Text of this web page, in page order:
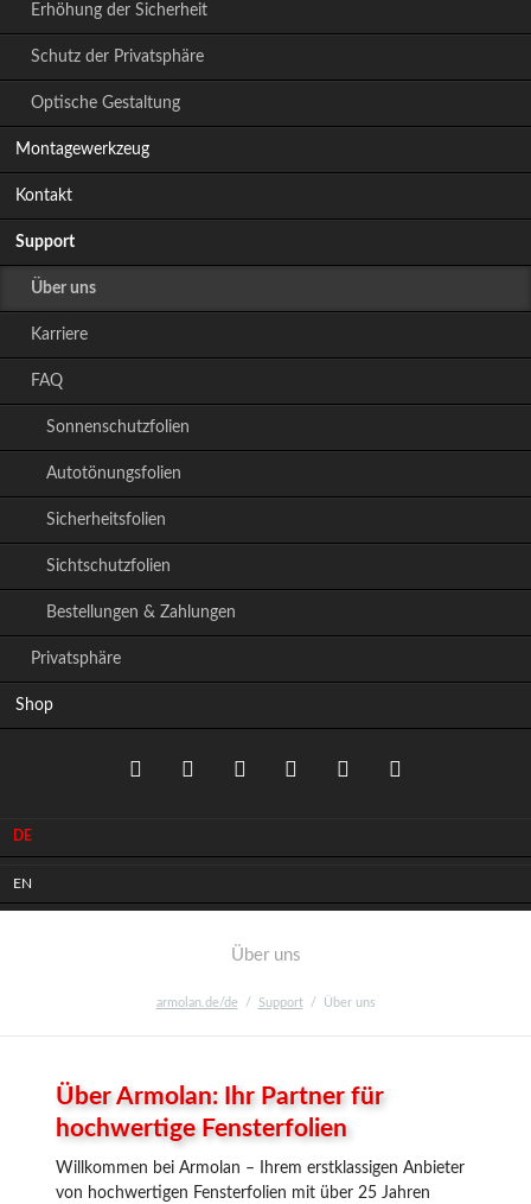
Erhöhung der Sicherheit
Schutz der Privatsphäre
Optische Gestaltung
Montagewerkzeug
Kontakt
Support
Über uns
Karriere
FAQ
Sonnenschutzfolien
Autotönungsfolien
Sicherheitsfolien
Sichtschutzfolien
Bestellungen & Zahlungen
Privatsphäre
Shop
DE
EN
Über uns
armolan.de/de Support Über uns
Über Armolan: Ihr Partner für
hochwertige Fensterfolien
Willkommen bei Armolan – Ihrem erstklassigen Anbieter
von hochwertigen Fensterfolien mit über 25 Jahren